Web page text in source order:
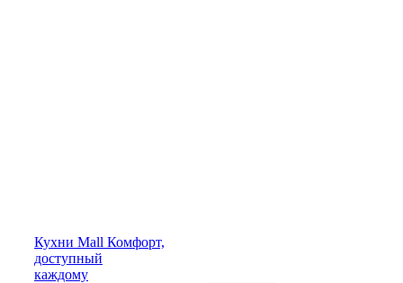
Кухни Mall Комфорт,
доступный
каждому